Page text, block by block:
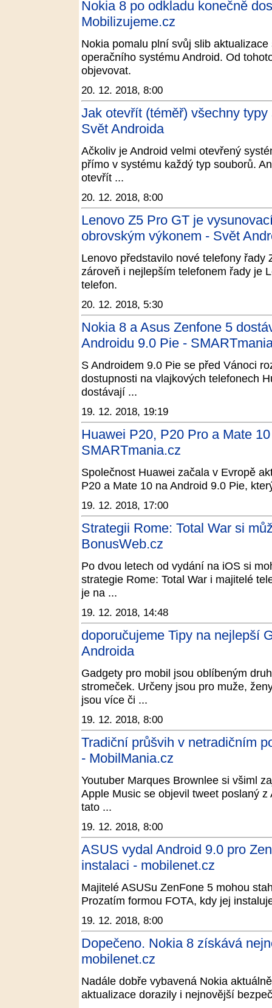
Nokia 8 po odkladu konečně
Mobilizujeme.cz
Nokia pomalu plní svůj slib
operačního systému Android. Od
objevovat.
20. 12. 2018, 8:00
Jak otevřít (téměř) všechny
Svět Androida
Ačkoliv je Android velmi otevřený
přímo v systému každý typ souborů.
otevřít ...
20. 12. 2018, 8:00
Lenovo Z5 Pro GT je
obrovským výkonem - Svět
Lenovo představilo nové telefony
zároveň i nejlepším telefonem řady je
telefon.
20. 12. 2018, 5:30
Nokia 8 a Asus Zenfone 5
Androidu 9.0 Pie -
S Androidem 9.0 Pie se před Vánoci
dostupnosti na vlajkových telefonech
dostávají ...
19. 12. 2018, 19:19
Huawei P20, P20 Pro a Mate
SMARTmania.cz
Společnost Huawei začala v Evropě
P20 a Mate 10 na Android 9.0 Pie,
19. 12. 2018, 17:00
Strategii Rome: Total War si
BonusWeb.cz
Po dvou letech od vydání na iOS si
strategie Rome: Total War i majitelé
je na ...
19. 12. 2018, 14:48
doporučujeme Tipy na nejlepší
Androida
Gadgety pro mobil jsou oblíbeným
stromeček. Určeny jsou pro muže,
jsou více či ...
19. 12. 2018, 8:00
Tradiční průšvih v netradičním
- MobilMania.cz
Youtuber Marques Brownlee si všiml
Apple Music se objevil tweet poslaný
tato ...
19. 12. 2018, 8:00
ASUS vydal Android 9.0 pro
instalaci - mobilenet.cz
Majitelé ASUSu ZenFone 5 mohou
Prozatím formou FOTA, kdy jej
19. 12. 2018, 8:00
Dopečeno. Nokia 8 získává
mobilenet.cz
Nadále dobře vybavená Nokia
aktualizace dorazily i nejnovější